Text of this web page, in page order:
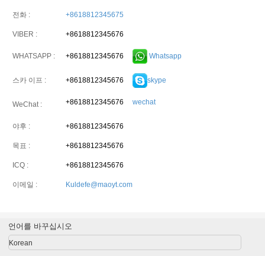
전화 : +8618812345675
VIBER : +8618812345676
WHATSAPP : +8618812345676 Whatsapp
스카 이프 : +8618812345676 skype
WeChat : +8618812345676 wechat
야후 : +8618812345676
목표 : +8618812345676
ICQ : +8618812345676
이메일 : Kuldefe@maoyt.com
언어를 바꾸십시오
Korean